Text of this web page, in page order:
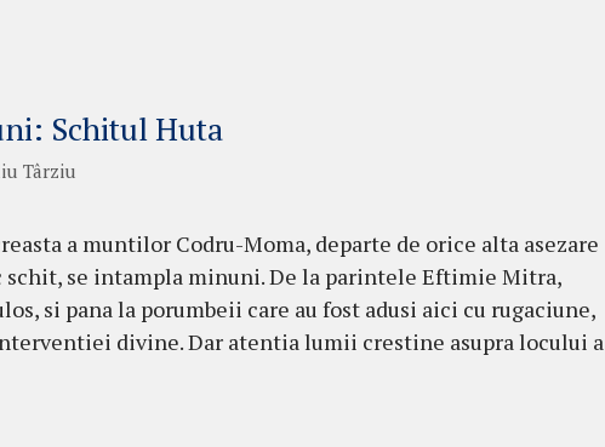
Schitul Huta
Târziu
a muntilor Codru-Moma, departe de orice alta asezare
schit, se intampla minuni. De la parintele Eftimie Mitra,
si pana la porumbeii care au fost adusi aici cu rugaciune,
divine. Dar atentia lumii crestine asupra locului a